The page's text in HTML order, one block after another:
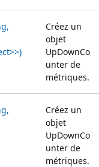
Créez un
objet
UpDownCo
unter de
métriques.
Créez un
objet
UpDownCo
unter de
métriques.